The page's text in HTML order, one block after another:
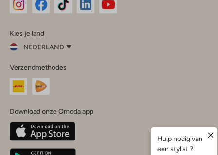
InstagramFacebook
Kies je land
NEDERLAND
je
land
Nederland
Belgique(Français)
Deutschland
Verzendmethodes
Download onze Omoda app